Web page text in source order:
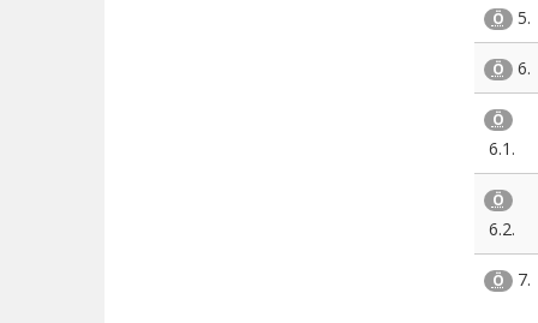
Ö 5.
Ö 6.
Ö
6.1.
Ö
6.2.
Ö 7.